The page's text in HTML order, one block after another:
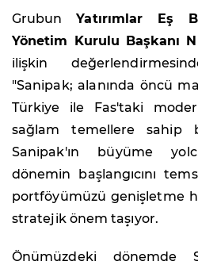
GrubunYatırımlar Eş
Yönetim Kurulu Başkanı
ilişkin
"Sanipak; alanında öncü
Türkiye ile Fas'taki
sağlam temellere sahip
Sanipak'ın büyüme
dönemin başlangıcını
portföyümüzü genişletme
stratejik önem taşıyor.
Önümüzdeki dönemde